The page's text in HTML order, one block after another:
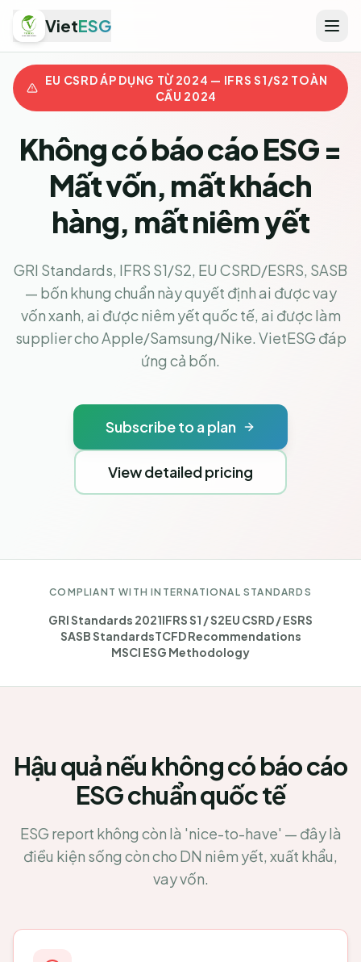
VietESG
EU CSRD ÁP DỤNG TỪ 2024 — IFRS S1/S2 TOÀN
CẦU 2024
Không có báo cáo ESG =
Mất vốn, mất khách
hàng, mất niêm yết
GRI Standards, IFRS S1/S2, EU CSRD/ESRS, SASB
— bốn khung chuẩn này quyết định ai được vay
vốn xanh, ai được niêm yết quốc tế, ai được làm
supplier cho Apple/Samsung/Nike. VietESG đáp
ứng cả bốn.
Subscribe to a plan
View detailed pricing
COMPLIANT WITH INTERNATIONAL STANDARDS
GRI Standards 2021IFRS S1 / S2EU CSRD / ESRS
SASB StandardsTCFD Recommendations
MSCI ESG Methodology
Hậu quả nếu không có báo cáo
ESG chuẩn quốc tế
ESG report không còn là 'nice-to-have' — đây là
điều kiện sống còn cho DN niêm yết, xuất khẩu,
vay vốn.